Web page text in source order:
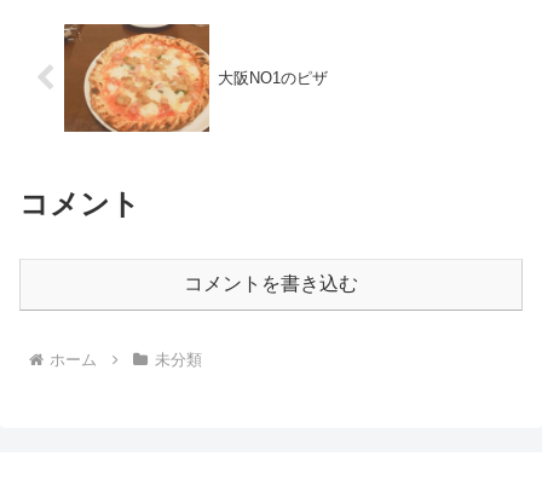
大阪NO1のピザ
コメント
コメントを書き込む
ホーム 未分類